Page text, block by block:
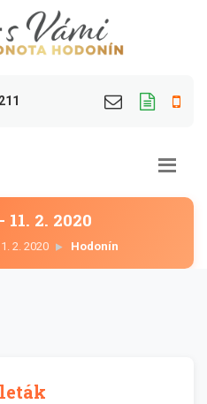
2. 2020
2. 2020 Hodonín